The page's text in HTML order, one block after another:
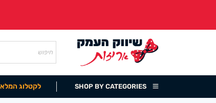
SHOP BY CATEGORIES לקטלוג המלא